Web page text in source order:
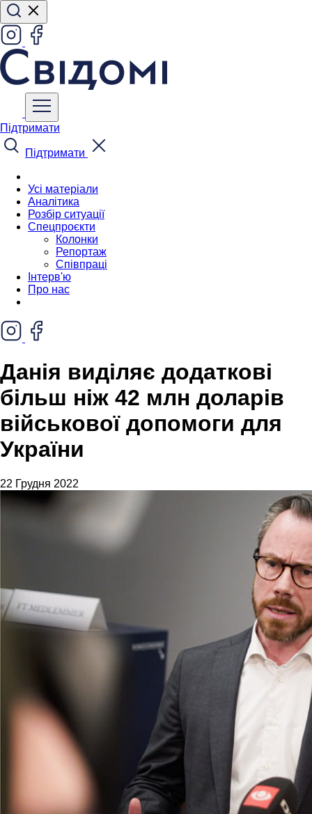
Підтримати
Підтримати
Усі матеріали
Аналітика
Розбір ситуації
Спецпроєкти
Колонки
Репортаж
Співпраці
Інтерв'ю
Про нас
Данія виділяє додаткові
більш ніж 42 млн доларів
військової допомоги для
України
22 Грудня 2022